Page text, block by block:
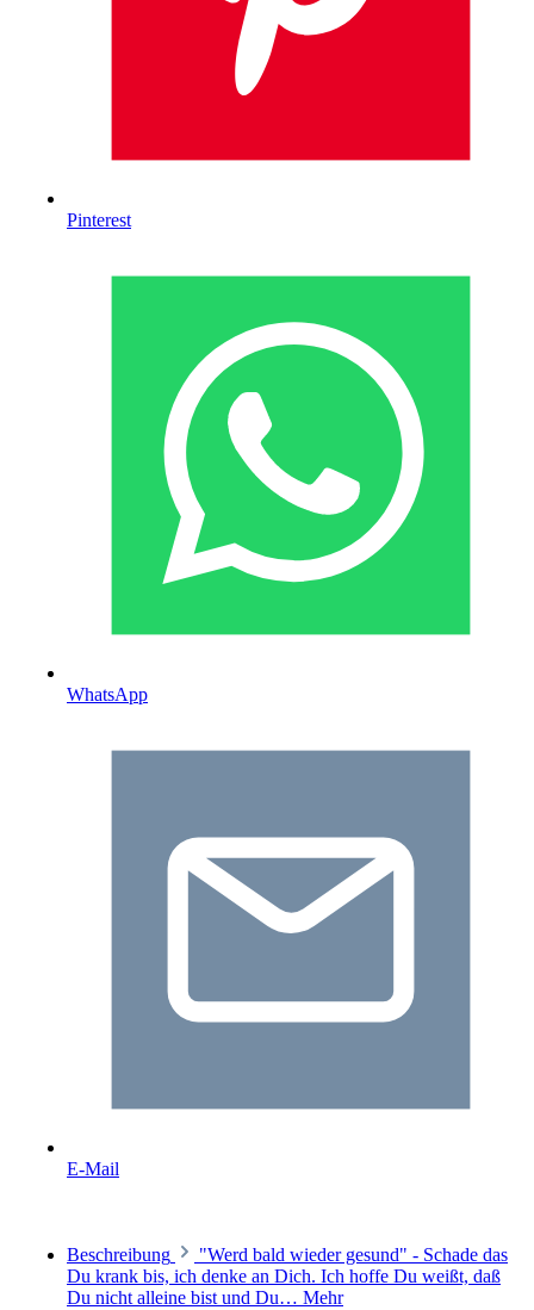
Pinterest
WhatsApp
E-Mail
Beschreibung
"Werd bald wieder gesund" - Schade das
Du krank bis, ich denke an Dich. Ich hoffe Du weißt, daß
Du nicht alleine bist und Du… Mehr